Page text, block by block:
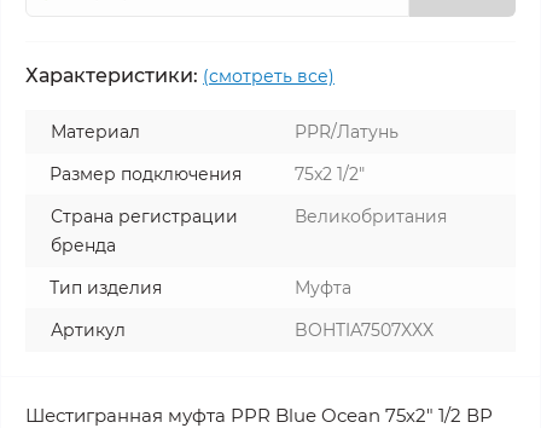
Характеристики: (смотреть все)
Материал
PPR/Латунь
Размер подключения
75x2 1/2"
Страна регистрации
бренда
Великобритания
Тип изделия
Муфта
Артикул
BOHTIA7507XXX
Шестигранная муфта PPR Blue Ocean 75х2" 1/2 ВР